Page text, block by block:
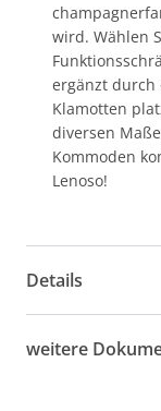
wird. Wählen
ergänzt durch
Klamotten
diversen
Kommoden
Lenoso!
Details
weitere